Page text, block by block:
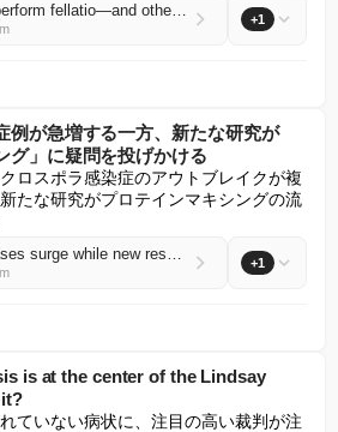
Daddy long legs perform fellatio—and other wild facts about how these arachnids mate +1
例が急増する一方、新たな研究が
グ」に疑問を投げかける
ロスポラ感染症のアウトブレイクが複
たな研究がプロテインマキシングの流
Cyclosporiasis cases surge while new research questions ‘protein maxxing’ +1
is at the center of the Lindsay
ていない病状に、注目の高い裁判が注